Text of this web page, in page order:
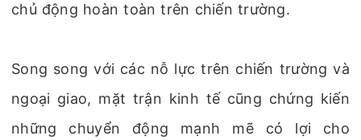
chủ động hoàn toàn trên chiến trường.
Song song với các nỗ lực trên chiến trường và
ngoại giao, mặt trận kinh tế cũng chứng kiến
những chuyển động mạnh mẽ có lợi cho